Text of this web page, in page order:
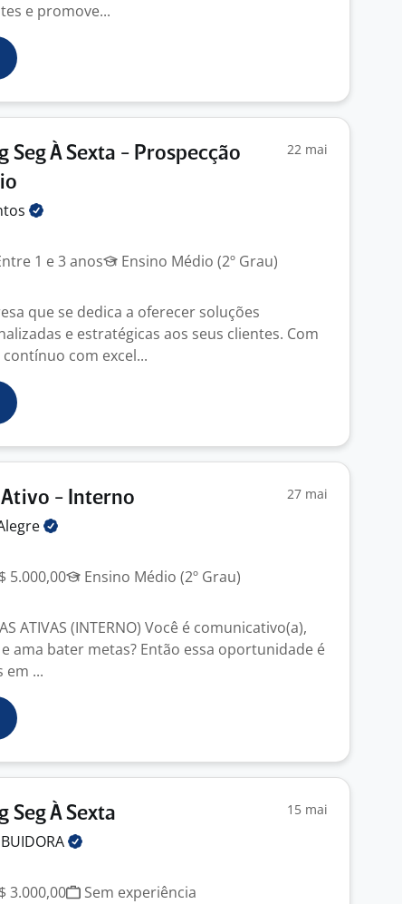
e promove...
Seg À Sexta - Prospecção
22 mai
1 e 3 anos
Ensino Médio (2º Grau)
que se dedica a oferecer soluções
e estratégicas aos seus clientes. Com
com excel...
- Interno 27 mai
5.000,00
Ensino Médio (2º Grau)
ATIVAS (INTERNO) Você é comunicativo(a),
ama bater metas? Então essa oportunidade é
em ...
Seg À Sexta 15 mai
3.000,00
Sem experiência